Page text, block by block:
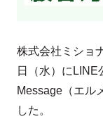
株式会社ミショ
日（水）にLINE
Message（エル
した。